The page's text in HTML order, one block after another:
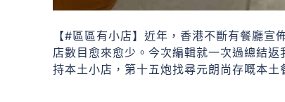
【#區區有小店】近年，香港不斷有餐廳
店數目愈來愈少。今次編輯就一次過總結
持本土小店，第十五炮找尋元朗尚存嘅本土